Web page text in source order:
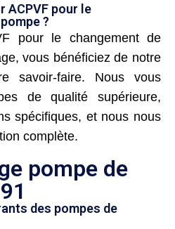
ACPVF pour le
?
pour le changement de
vous bénéficiez de notre
savoir-faire. Nous vous
de qualité supérieure,
spécifiques, et nous nous
complète.
pompe de
des pompes de